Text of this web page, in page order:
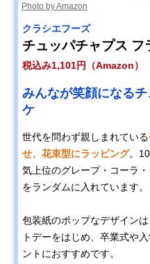
Photo by Amazon
クラシエフーズ
チュッパチャプス フ
税込み1,101円（Amazon）
みんなが笑顔になる
ケ
世代を問わず親しまれている
せ、花束型にラッピング。
気上位のグレープ・コーラ
をランダムに入れています。
包装紙のポップなデザイン
トデーをはじめ、卒業式や
ントにおすすめです。